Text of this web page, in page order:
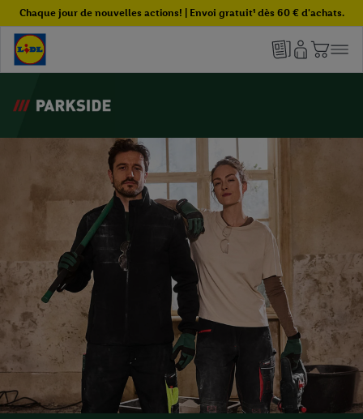
Chaque jour de nouvelles actions! | Envoi gratuit¹ dès 60 € d'achats.